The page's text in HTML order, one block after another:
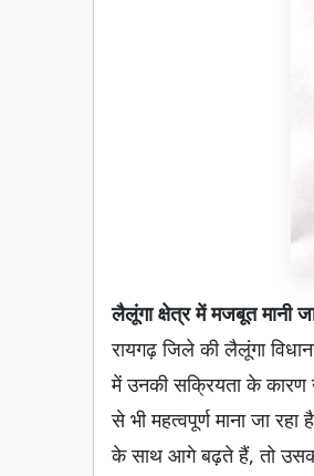
लैलूंगा क्षेत्र में मजबूत मानी
रायगढ़ जिले की लैलूंगा
में उनकी सक्रियता के कारण
से भी महत्वपूर्ण माना जा
के साथ आगे बढ़ते हैं, तो